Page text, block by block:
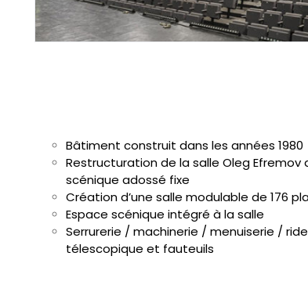
Bâtiment construit dans les années 1980
Restructuration de la salle Oleg Efremov
scénique adossé fixe
Création d’une salle modulable de 176
Espace scénique intégré à la salle
Serrurerie / machinerie / menuiserie /
télescopique et fauteuils